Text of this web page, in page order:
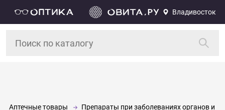
Владивосток
Аптечные товары Препараты при заболеваниях органов и